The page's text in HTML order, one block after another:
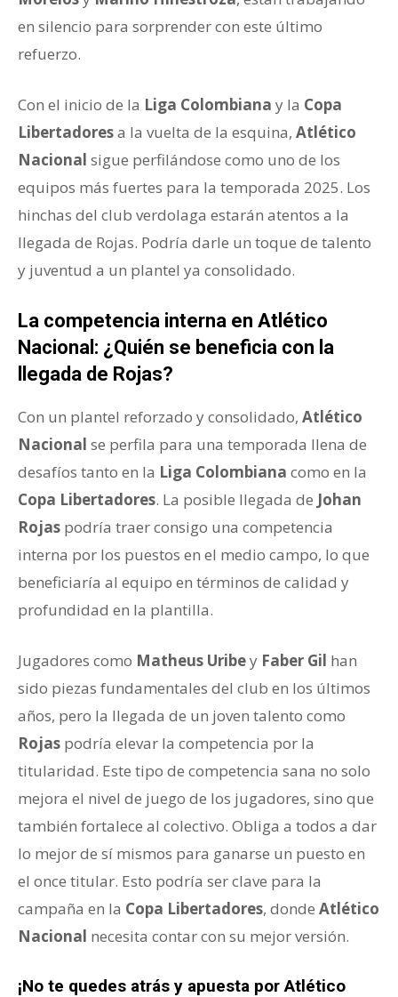
en silencio para sorprender con este último
refuerzo.
Con el inicio de la Liga Colombiana y la Copa
Libertadoresa la vuelta de la esquina, Atlético
Nacional sigue perfilándose como uno de los
equipos más fuertes para la temporada 2025. Los
hinchas del club verdolaga estarán atentos a la
llegada de Rojas. Podría darle un toque de talento
y juventud a un plantel ya consolidado.
La competencia interna en Atlético
Nacional: ¿Quién se beneficia con la
llegada de Rojas?
Con un plantel reforzado y consolidado, Atlético
Nacional se perfila para una temporada llena de
desafíos tanto en la Liga Colombiana como en la
Copa Libertadores. La posible llegada de Johan
Rojas podría traer consigo una competencia
interna por los puestos en el medio campo, lo que
beneficiaría al equipo en términos de calidad y
profundidad en la plantilla.
Jugadores como Matheus Uribey Faber Gil han
sido piezas fundamentales del club en los últimos
años, pero la llegada de un joven talento como
Rojas podría elevar la competencia por la
titularidad. Este tipo de competencia sana no solo
mejora el nivel de juego de los jugadores, sino que
también fortalece al colectivo. Obliga a todos a dar
lo mejor de sí mismos para ganarse un puesto en
el once titular. Esto podría ser clave para la
campaña en la Copa Libertadores, donde Atlético
Nacional necesita contar con su mejor versión.
¡No te quedes atrás y apuesta por Atlético